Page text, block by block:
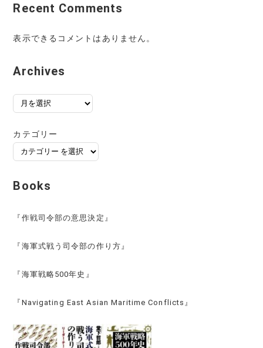
Recent Comments
表示できるコメントはありません。
Archives
ー
カ
イ
ブ
カテゴリー
Books
『作戦司令部の意思決定』
『海軍式戦う司令部の作り方』
『海軍戦略500年史』
『Navigating East Asian Maritime Conflicts』